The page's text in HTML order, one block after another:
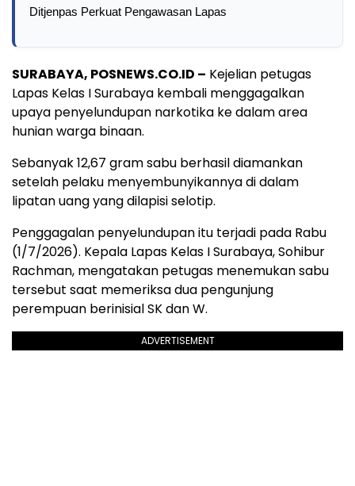
Ditjenpas Perkuat Pengawasan Lapas
SURABAYA, POSNEWS.CO.ID – Kejelian petugas
Lapas Kelas I Surabaya kembali menggagalkan
upaya penyelundupan narkotika ke dalam area
hunian warga binaan.
Sebanyak 12,67 gram sabu berhasil diamankan
setelah pelaku menyembunyikannya di dalam
lipatan uang yang dilapisi selotip.
Penggagalan penyelundupan itu terjadi pada Rabu
(1/7/2026). Kepala Lapas Kelas I Surabaya, Sohibur
Rachman, mengatakan petugas menemukan sabu
tersebut saat memeriksa dua pengunjung
perempuan berinisial SK dan W.
ADVERTISEMENT